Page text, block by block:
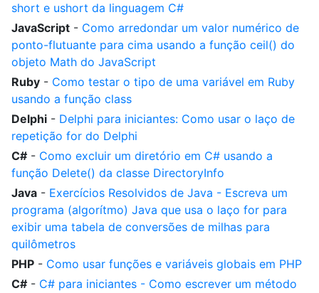
short e ushort da linguagem C#
JavaScript - Como arredondar um valor numérico de
ponto-flutuante para cima usando a função ceil() do
objeto Math do JavaScript
Ruby - Como testar o tipo de uma variável em Ruby
usando a função class
Delphi - Delphi para iniciantes: Como usar o laço de
repetição for do Delphi
C# - Como excluir um diretório em C# usando a
função Delete() da classe DirectoryInfo
Java - Exercícios Resolvidos de Java - Escreva um
programa (algorítmo) Java que usa o laço for para
exibir uma tabela de conversões de milhas para
quilômetros
PHP - Como usar funções e variáveis globais em PHP
C# - C# para iniciantes - Como escrever um método